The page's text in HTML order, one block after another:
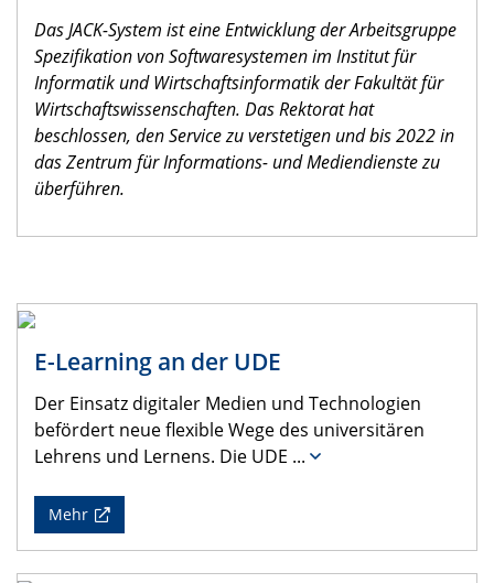
Das JACK-System ist eine Entwicklung der Arbeitsgruppe
Spezifikation von Softwaresystemen im Institut für
Informatik und Wirtschaftsinformatik der Fakultät für
Wirtschaftswissenschaften. Das Rektorat hat
beschlossen, den Service zu verstetigen und bis 2022 in
das Zentrum für Informations- und Mediendienste zu
überführen.
E-Learning an der UDE
Der Einsatz digitaler Medien und Technologien
befördert neue flexible Wege des universitären
Lehrens und Lernens. Die UDE ...
Mehr